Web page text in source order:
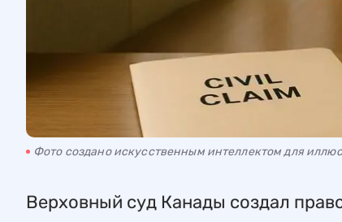
Фото создано искусственным интеллектом для
Верховный суд Канады создал